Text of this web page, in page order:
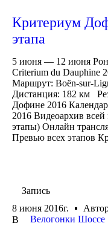
Критериум
этапа
5 июня — 12 июня
Criterium du Dauphine
Маршрут: Boën-sur-
Дистанция: 182 км
Дофине 2016
2016 Видеоархив
этапы) Онлайн
Превью всех этапов
Запись
8 июня 2016г.
В
Велогонки Шоссе